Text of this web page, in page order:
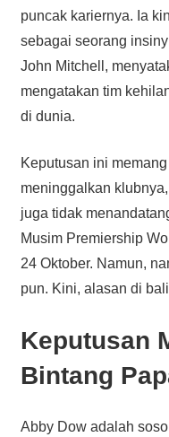
puncak kariernya. Ia
sebagai seorang
John Mitchell,
mengatakan tim
di dunia.
Keputusan ini
meninggalkan
juga tidak
Musim Premiership
24 Oktober. Namun,
pun. Kini, alasan di
Keputusan
Bintang
Abby Dow adalah